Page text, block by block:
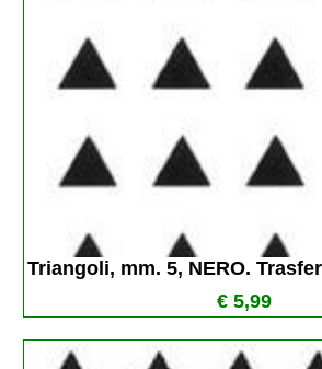
Triangoli, mm. 5, NERO.
€ 5,99